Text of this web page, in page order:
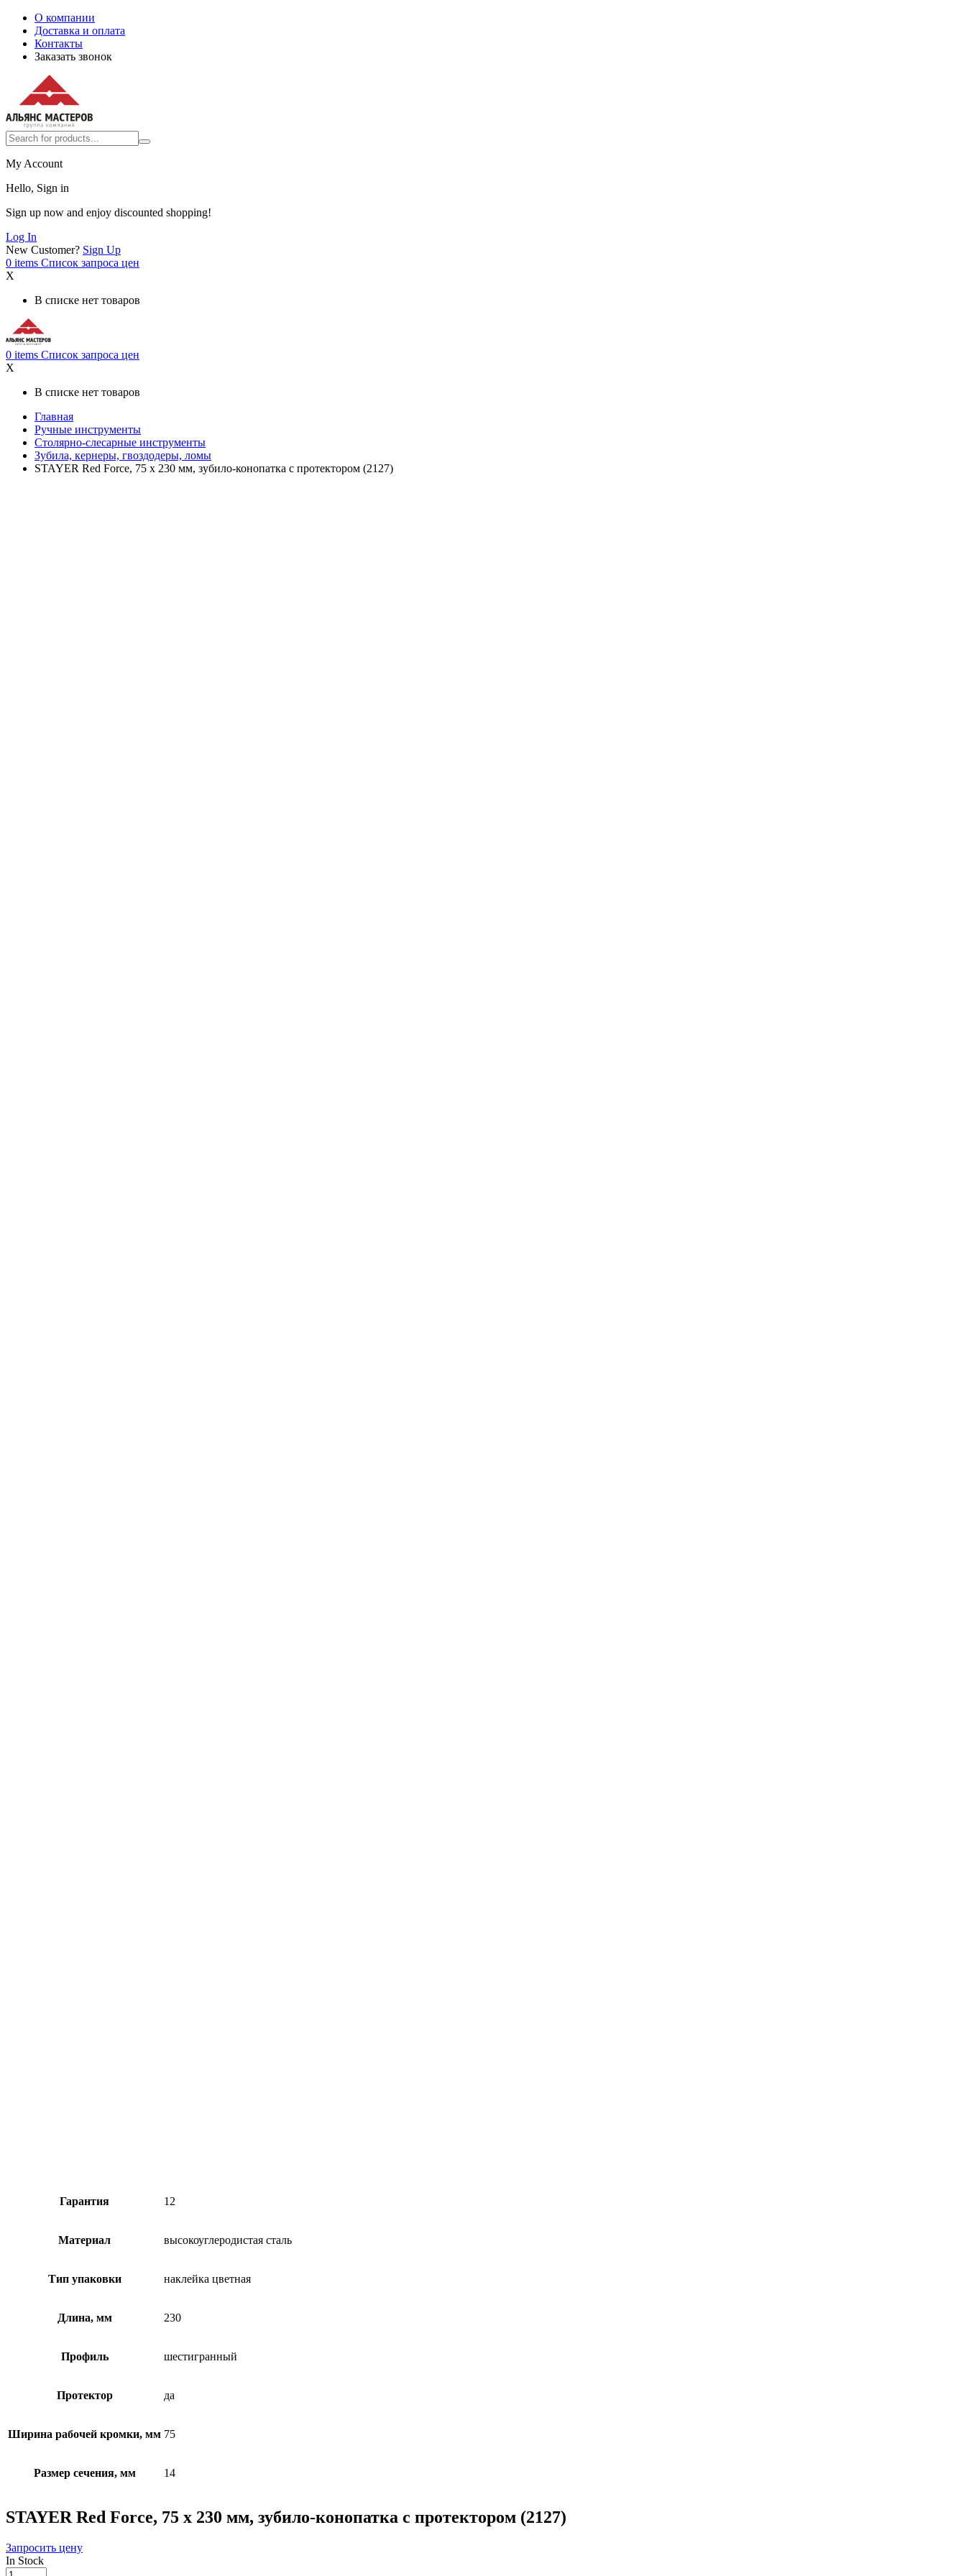
О компании
Доставка и оплата
Контакты
Заказать звонок
My Account
Hello, Sign in
Sign up now and enjoy discounted shopping!
Log In
New Customer? Sign Up
0 items Список запроса цен
X
В списке нет товаров
0 items Список запроса цен
X
В списке нет товаров
Главная
Ручные инструменты
Столярно-слесарные инструменты
Зубила, кернеры, гвоздодеры, ломы
STAYER Red Force, 75 х 230 мм, зубило-конопатка с протектором (2127)
Гарантия 12
Материал высокоуглеродистая сталь
Тип упаковки наклейка цветная
Длина, мм 230
Профиль шестигранный
Протектор да
Ширина рабочей кромки, мм 75
Размер сечения, мм 14
STAYER Red Force, 75 х 230 мм, зубило-конопатка с протектором (2127)
Запросить цену
In Stock
STAYER